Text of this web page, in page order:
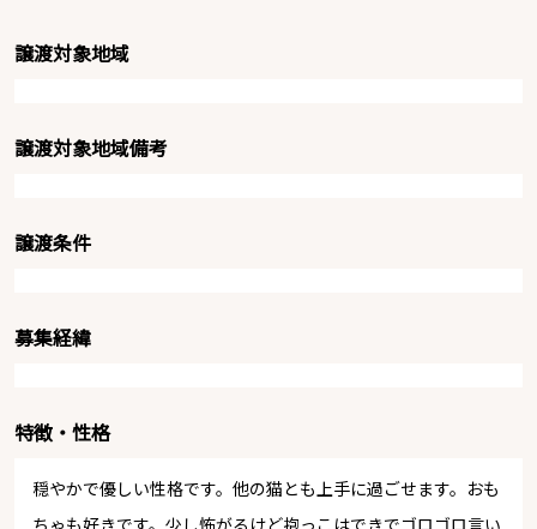
譲渡対象地域
譲渡対象地域備考
譲渡条件
募集経緯
特徴・性格
穏やかで優しい性格です。他の猫とも上手に過ごせます。おも
ちゃも好きです。少し怖がるけど抱っこはできでゴロゴロ言い